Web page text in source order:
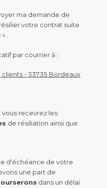
ma demande de
votre contrat suite
.
par courrier à :
clients - 33735 Bordeaux
recevrez les
de résiliation ainsi que
d'échéance de votre
une part de
dans un délai